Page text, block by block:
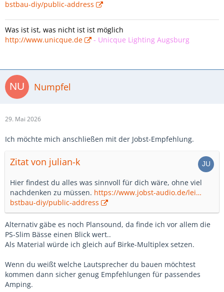
bstbau-diy/public-address
Was ist ist, was nicht ist ist möglich
http://www.unicque.de
- Unicque Lighting Augsburg
Numpfel
29. Mai 2026
Ich möchte mich anschließen mit der Jobst-Empfehlung.
Zitat von julian-k
Hier findest du alles was sinnvoll für dich wäre, ohne viel
nachdenken zu müssen. https://www.jobst-audio.de/lei…
bstbau-diy/public-address
Alternativ gäbe es noch Plansound, da finde ich vor allem die
PS-Slim Bässe einen Blick wert..
Als Material würde ich gleich auf Birke-Multiplex setzen.
Wenn du weißt welche Lautsprecher du bauen möchtest
kommen dann sicher genug Empfehlungen für passendes
Amping.